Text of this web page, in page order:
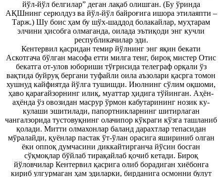
йўл-йўл белгилар” деган лақаб олишган. (Бу ўринда
АҚШнинг серюлдуз ва йўл-йўл байроғига ишора этилаяпти –
Тарж.) Шу боис ҳам бу шўх-шаддод болакайлар, муҳтарам
элчини ҳисобга олмаганда, оилада эътиқоди энг кучли
республикачилар эди.
Кентервил қасридан темир йўлнинг энг яқин бекати
Аскотгача бўлган масофа етти милга тенг, бироқ мистер Отис
бекатга от-улов юбориши тўғрисида телеграф орқали ўз
вақтида буйруқ бергани туфайли оила аъзолари қасрга томон
хушнуд кайфиятда йўлга тушишди. Июлнинг сўлим оқшоми,
ҳаво қарағайзорнинг илиқ, муаттар ҳидига тўйинган. Аҳён-
аҳёнда ўз овозидан масрур ўрмон кабутарининг нозик ку-
кулаши эшитилади, папортникларнинг шитирлаган
чангалзорида тустовуқнинг олачипор кўкраги кўзга ташланиб
қолади. Митти олмахонлар баланд дарахтлар тепасидан
мўралайди, қуёнлар пастак ўт-ўлан орасига яшириниб олган
ёки оппоқ думчасини диккайтирганча йўсин босган
сўқмоқлар бўйлаб тирақайлаб қочиб кетади. Бироқ
йўловчилар Кентервил қасрига олиб борадиган хиёбонга
кириб улгурмаган ҳам эдиларки, бирданига осмонни булут